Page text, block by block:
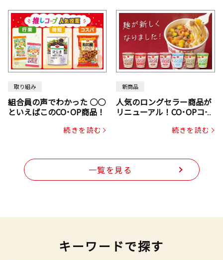
取り組み
組合員の声でわかった ○○
といえばこのCO･OP商品！
続きを読む
新商品
人気のロングセラー商品が
リニューアル！CO･OPコー
続きを読む
一覧を見る
キーワードで探す